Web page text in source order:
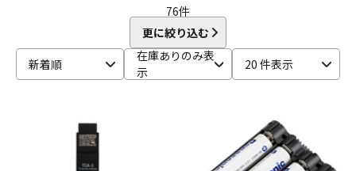
DTM オンライン納品
中古 ヴィンテージ
BEHRINGER
Brauner
Bricasti Design
CANARE
CaTeFo Chandler Coil Audio
Conisis
Cranborne Audio
CROXS CURRENT CUSTOM TRY
Digitech
DRAWMER
DYNAUDIO PRO
EARTHWORKS
Ehrlund Microphone
Electro Harmonix
Electro Voice
76件
更に絞り込む
新着順
在庫ありのみ表
示
20 件表示